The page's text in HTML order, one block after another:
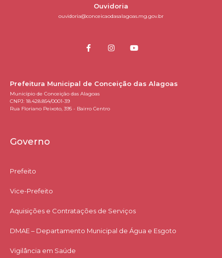
Ouvidoria
ouvidoria@conceicaodasalagoas.mg.gov.br
Prefeitura Municipal de Conceição das Alagoas
Município de Conceição das Alagoas
CNPJ: 18.428.854/0001-39
Rua Floriano Peixoto, 395 - Bairro Centro
Governo
Prefeito
Vice-Prefeito
Aquisições e Contratações de Serviços​
DMAE – Departamento Municipal de Água e Esgoto
Vigilância em Saúde